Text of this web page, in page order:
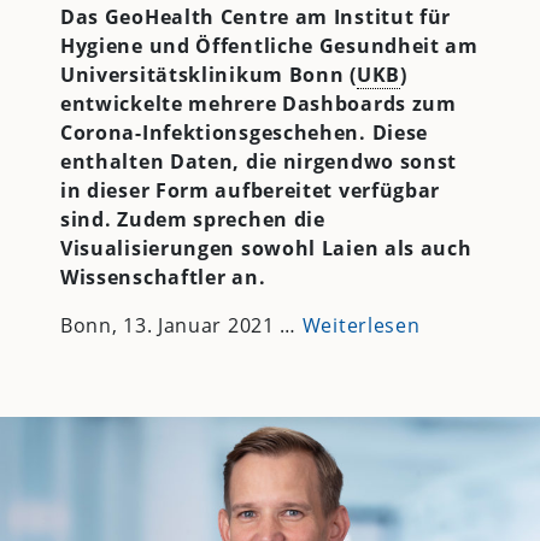
Das GeoHealth Centre am Institut für
Hygiene und Öffentliche Gesundheit am
Universitätsklinikum Bonn (UKB)
entwickelte mehrere Dashboards zum
Corona-Infektionsgeschehen. Diese
enthalten Daten, die nirgendwo sonst
in dieser Form aufbereitet verfügbar
sind. Zudem sprechen die
Visualisierungen sowohl Laien als auch
Wissenschaftler an.
Bonn, 13. Januar 2021 … Weiterlesen